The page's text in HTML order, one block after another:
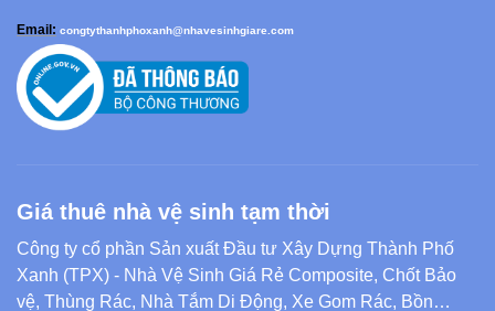
Giá thuê nhà vệ sinh tạm thời
Công ty cổ phần Sản xuất Đầu tư Xây Dựng Thành Phố
Xanh (TPX) - Nhà Vệ Sinh Giá Rẻ Composite, Chốt Bảo
vệ, Thùng Rác, Nhà Tắm Di Động, Xe Gom Rác, Bồn
Email: congtythanhphoxanh@nhavesinhgiare.com